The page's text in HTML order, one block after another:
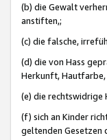
(b) die Gewalt
anstiften,;
(c) die falsche,
(d) die von Hass
Herkunft, Hautfarbe,
(e) die rechtswidrige
(f) sich an Kinder
geltenden Gesetzen